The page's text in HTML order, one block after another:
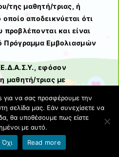
της μαθητή/τριας, ή
αποδεικνύεται ότι
προβλέπονται και είναι
Πρόγραμμα Εμβολιασμών
εφόσον
μαθητή/τριας με
ότι η γνωμάτευση αυτή δεν
του/της μαθητή/
όμως την
μαθητών με ειδικές
για να σας προσφέρουμε την
σελίδα μας. Εάν συνεχίσετε να
θα υποθέσουμε πως είστε
με αυτό.
Όχι Read more